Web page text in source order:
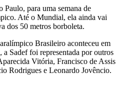
Paulo, para uma semana de
Até o Mundial, ela ainda vai
dos 50 metros borboleta.
Brasileiro aconteceu em
a Sadef foi representada por outros
Vitória, Francisco de Assis
Rodrigues e Leonardo Jovêncio.